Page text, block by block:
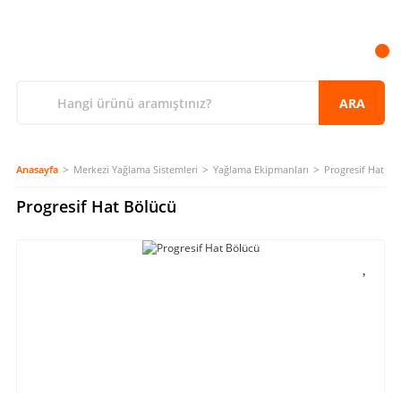
ARA
Anasayfa Merkezi Yağlama Sistemleri Yağlama Ekipmanları Progresif Hat
Progresif Hat Bölücü